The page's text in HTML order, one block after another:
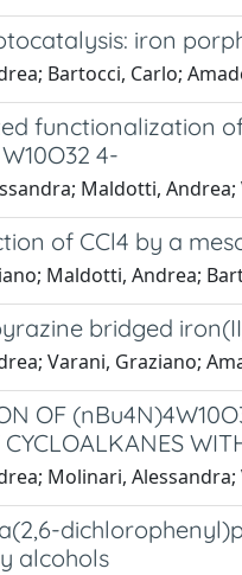
iron
Bartocci, Carlo;
functionalization
4-
Maldotti, Andrea;
of CCl4 by a
Maldotti, Andrea;
bridged
Varani, Graziano;
OF
Molinari, Alessandra;
alcohols